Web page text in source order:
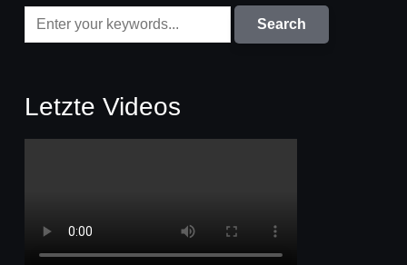
Letzte Videos